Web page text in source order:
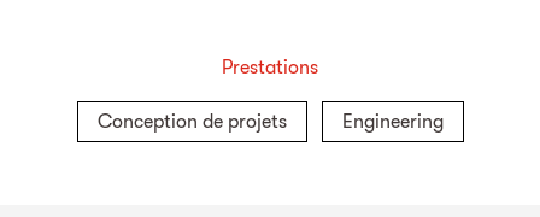
Prestations
Conception de projets Engineering